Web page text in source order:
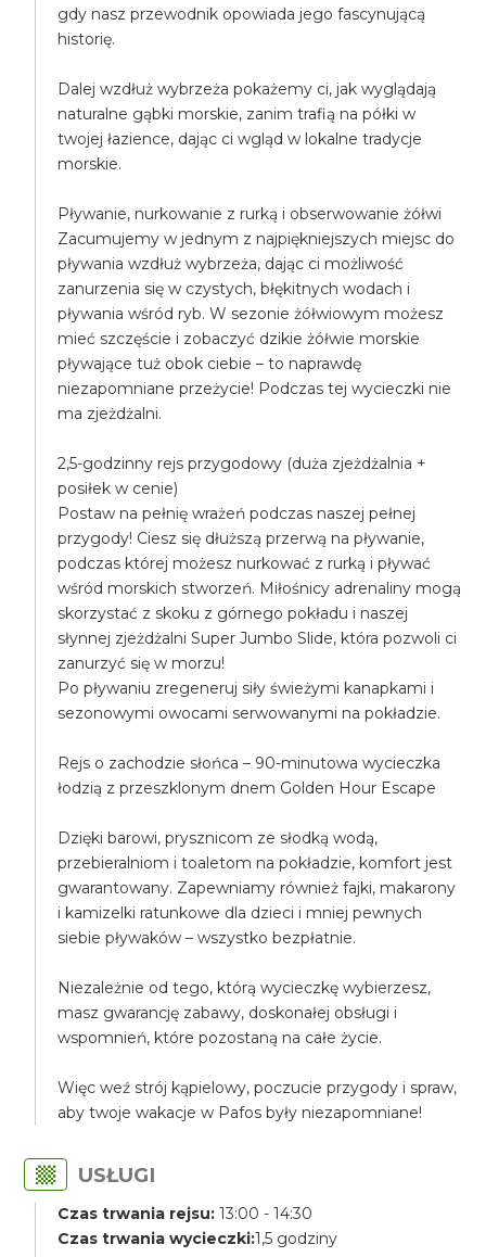
gdy nasz przewodnik opowiada jego fascynującą
historię.
Dalej wzdłuż wybrzeża pokażemy ci, jak wyglądają
naturalne gąbki morskie, zanim trafią na półki w
twojej łazience, dając ci wgląd w lokalne tradycje
morskie.
Pływanie, nurkowanie z rurką i obserwowanie żółwi
Zacumujemy w jednym z najpiękniejszych miejsc do
pływania wzdłuż wybrzeża, dając ci możliwość
zanurzenia się w czystych, błękitnych wodach i
pływania wśród ryb. W sezonie żółwiowym możesz
mieć szczęście i zobaczyć dzikie żółwie morskie
pływające tuż obok ciebie – to naprawdę
niezapomniane przeżycie! Podczas tej wycieczki nie
ma zjeżdżalni.
2,5-godzinny rejs przygodowy (duża zjeżdżalnia +
posiłek w cenie)
Postaw na pełnię wrażeń podczas naszej pełnej
przygody! Ciesz się dłuższą przerwą na pływanie,
podczas której możesz nurkować z rurką i pływać
wśród morskich stworzeń. Miłośnicy adrenaliny mogą
skorzystać z skoku z górnego pokładu i naszej
słynnej zjeżdżalni Super Jumbo Slide, która pozwoli ci
zanurzyć się w morzu!
Po pływaniu zregeneruj siły świeżymi kanapkami i
sezonowymi owocami serwowanymi na pokładzie.
Rejs o zachodzie słońca – 90-minutowa wycieczka
łodzią z przeszklonym dnem Golden Hour Escape
Dzięki barowi, prysznicom ze słodką wodą,
przebieralniom i toaletom na pokładzie, komfort jest
gwarantowany. Zapewniamy również fajki, makarony
i kamizelki ratunkowe dla dzieci i mniej pewnych
siebie pływaków – wszystko bezpłatnie.
Niezależnie od tego, którą wycieczkę wybierzesz,
masz gwarancję zabawy, doskonałej obsługi i
wspomnień, które pozostaną na całe życie.
Więc weź strój kąpielowy, poczucie przygody i spraw,
aby twoje wakacje w Pafos były niezapomniane!
USŁUGI
Czas trwania rejsu: 13:00 - 14:30
Czas trwania wycieczki:1,5 godziny